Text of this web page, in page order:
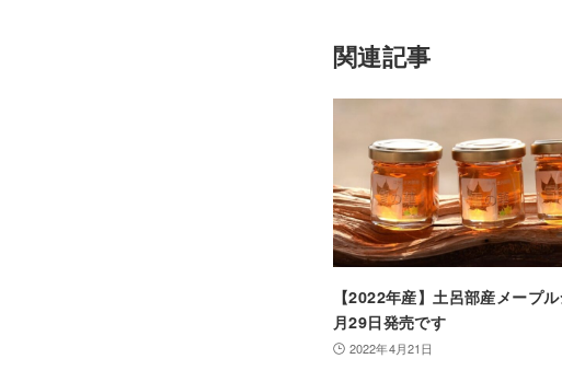
関連記事
【2022年産】土呂部産メープ
月29日発売です
2022年4月21日